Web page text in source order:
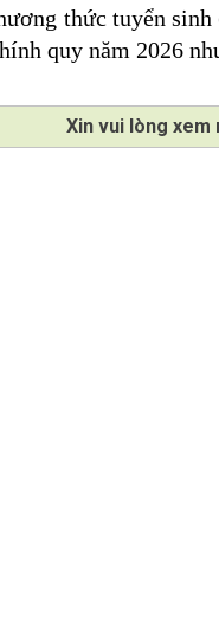
thức tuyển
quy năm 2026
Xin vui lòng xem